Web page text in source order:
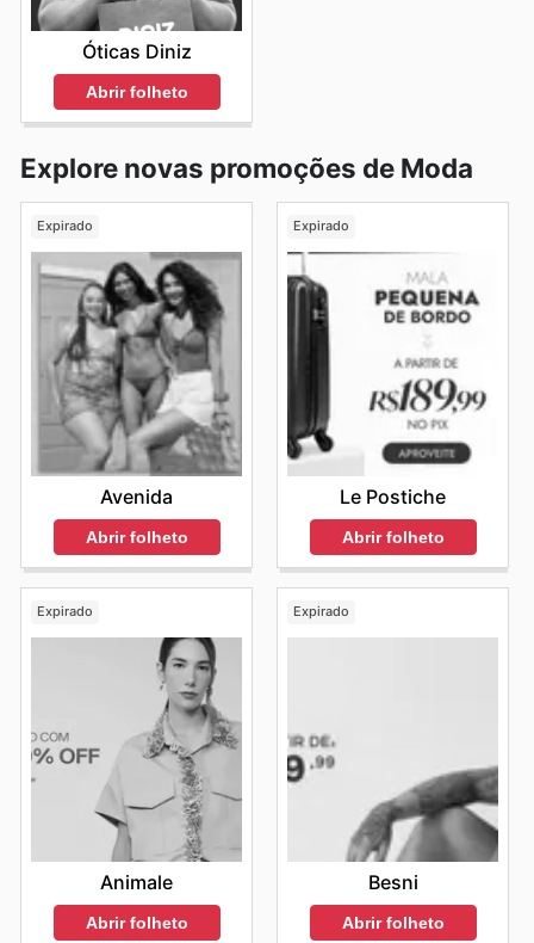
Óticas Diniz
Abrir folheto
Explore novas promoções de Moda
Expirado
Avenida
Abrir folheto
Expirado
Le Postiche
Abrir folheto
Expirado
Animale
Abrir folheto
Expirado
Besni
Abrir folheto